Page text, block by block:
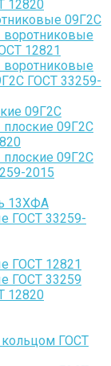
12820
09Г2С
12821
ГОСТ 33259-
09Г2С
09Г2С
09Г2С
2015
13ХФА
ГОСТ 33259-
ГОСТ 12821
ГОСТ 33259
12820
ГОСТ